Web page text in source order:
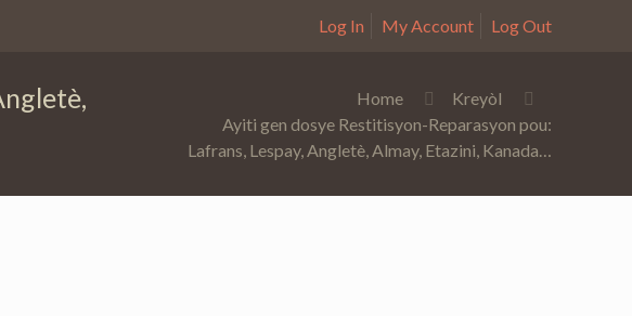
Log In My Account Log Out
Home
Kreyòl
Ayiti gen dosye Restitisyon-Reparasyon pou:
Lafrans, Lespay, Angletè, Almay, Etazini, Kanada…